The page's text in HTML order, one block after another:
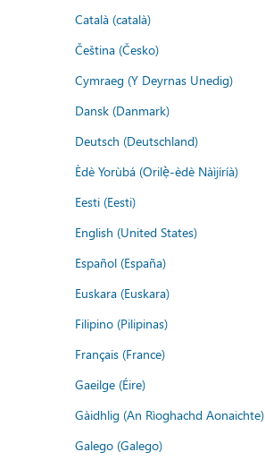
Català (català)
Čeština (Česko)
Cymraeg (Y Deyrnas Unedig)
Dansk (Danmark)
Deutsch (Deutschland)
Èdè Yorùbá (Orilẹ̀-èdè Nàìjíríà)
Eesti (Eesti)
English (United States)
Español (España)
Euskara (Euskara)
Filipino (Pilipinas)
Français (France)
Gaeilge (Éire)
Gàidhlig (An Rìoghachd Aonaichte)
Galego (Galego)